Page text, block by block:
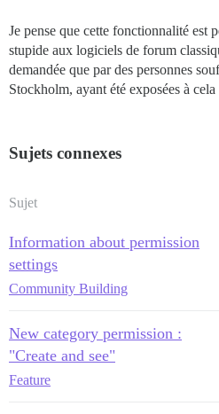
Je pense que cette fonctionnalité est
stupide aux logiciels de forum
demandée que par des personnes
Stockholm, ayant été exposées à
Sujets connexes
Sujet
Information about permission
settings
Community Building
New category permission :
"Create and see"
Feature